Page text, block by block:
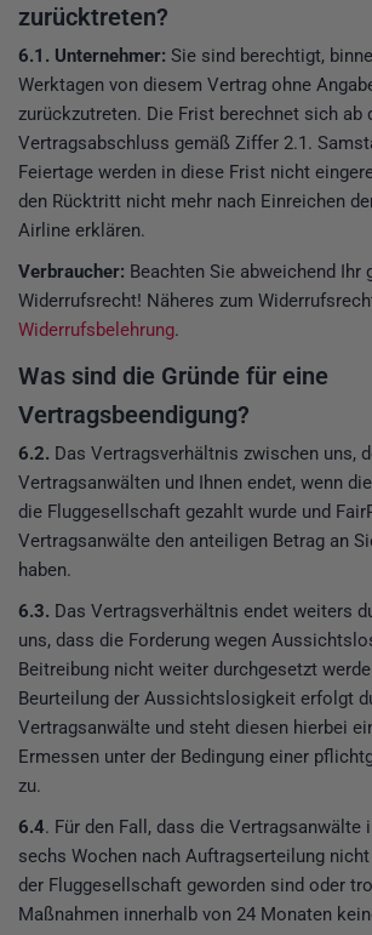
zurücktreten?
6.1. Unternehmer: Sie sind berechtigt,
Werktagen von diesem Vertrag ohne
zurückzutreten. Die Frist berechnet sich ab
Vertragsabschluss gemäß Ziffer 2.1.
Feiertage werden in diese Frist nicht
den Rücktritt nicht mehr nach Einreichen
Airline erklären.
Verbraucher: Beachten Sie abweichend Ihr
Widerrufsrecht! Näheres zum
Widerrufsbelehrung.
Was sind die Gründe für eine
Vertragsbeendigung?
6.2. Das Vertragsverhältnis zwischen uns,
Vertragsanwälten und Ihnen endet, wenn
die Fluggesellschaft gezahlt wurde und
Vertragsanwälte den anteiligen Betrag an
haben.
6.3. Das Vertragsverhältnis endet weiters
uns, dass die Forderung wegen
Beitreibung nicht weiter durchgesetzt
Beurteilung der Aussichtslosigkeit erfolgt
Vertragsanwälte und steht diesen hierbei
Ermessen unter der Bedingung einer
zu.
6.4. Für den Fall, dass die Vertragsanwälte
sechs Wochen nach Auftragserteilung
der Fluggesellschaft geworden sind oder
Maßnahmen innerhalb von 24 Monaten